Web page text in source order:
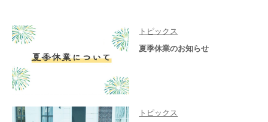
トピックス
夏季休業のお知らせ
トピックス